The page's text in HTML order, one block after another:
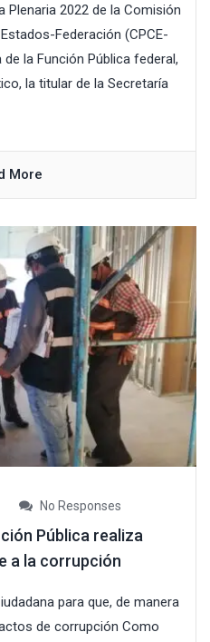
Plenaria 2022 de la Comisión
Federación (CPCE-
la Función Pública federal,
la titular de la Secretaría
More
No Responses
Pública realiza
a la corrupción
para que, de manera
de corrupción Como